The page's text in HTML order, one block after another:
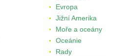
Evropa
Jižní Amerika
Moře a oceány
Oceánie
Rady